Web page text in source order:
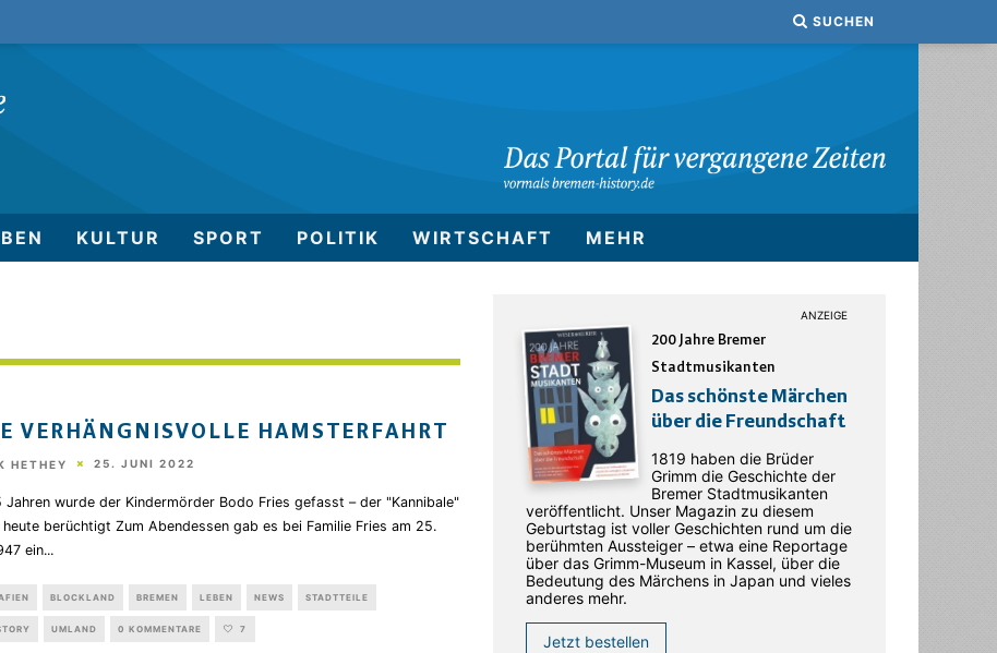
SUCHEN
KULTUR SPORT POLITIK WIRTSCHAFT MEHR
VERHÄNGNISVOLLE HAMSTERFAHRT
HETHEY 25. JUNI 2022
Jahren wurde der Kindermörder Bodo Fries gefasst – der "Kannibale"
berüchtigt Zum Abendessen gab es bei Familie Fries am 25.
ein...
BLOCKLAND BREMEN LEBEN NEWS STADTTEILE
UMLAND 0 KOMMENTARE 7
200 Jahre Bremer
Stadtmusikanten
Das schönste Märchen
über die Freundschaft
1819 haben die Brüder
Grimm die Geschichte der
Bremer Stadtmusikanten
veröffentlicht. Unser Magazin zu diesem
Geburtstag ist voller Geschichten rund um die
berühmten Aussteiger – etwa eine Reportage
über das Grimm-Museum in Kassel, über die
Bedeutung des Märchens in Japan und vieles
anderes mehr.
Jetzt bestellen